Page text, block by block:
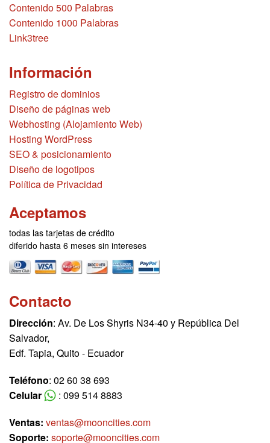
Contenido 500 Palabras
Contenido 1000 Palabras
Link3tree
Información
Registro de dominios
Diseño de páginas web
Webhosting (Alojamiento Web)
Hosting WordPress
SEO & posicionamiento
Diseño de logotipos
Política de Privacidad
Aceptamos
todas las tarjetas de crédito
diferido hasta 6 meses sin intereses
Contacto
Dirección: Av. De Los Shyris N34-40 y República Del
Salvador,
Edf. Tapia, Quito - Ecuador
Teléfono: 02 60 38 693
Celular
: 099 514 8883
Ventas: ventas@mooncities.com
Soporte: soporte@mooncities.com